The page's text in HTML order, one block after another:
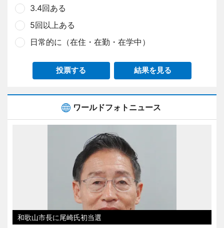
3.4回ある
5回以上ある
日常的に（在住・在勤・在学中）
投票する 結果を見る
ワールドフォトニュース
和歌山市長に尾崎氏初当選